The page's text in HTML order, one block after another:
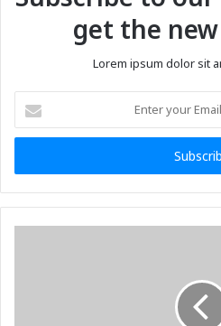
get the
Lorem ipsum dolor sit
your
Email